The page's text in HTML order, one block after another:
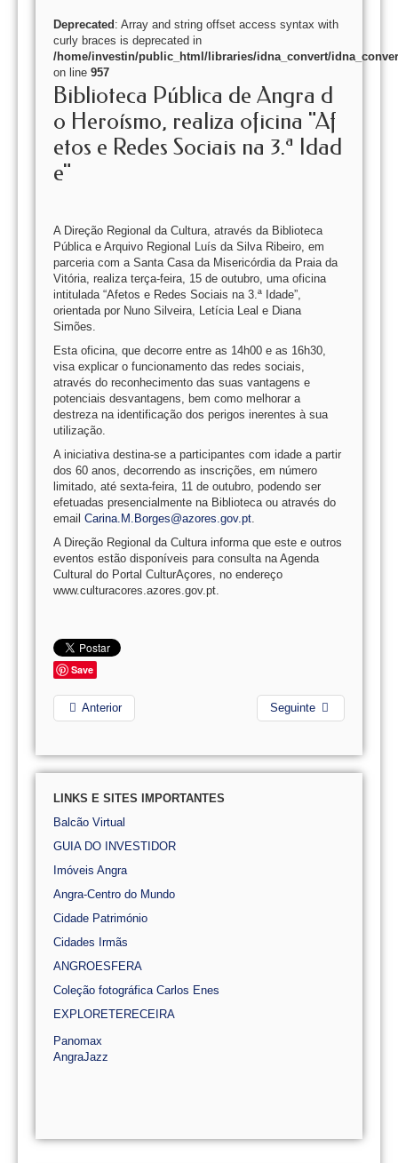
Deprecated : Array and string offset access syntax with
curly braces is deprecated in
/home/investin/public_html/libraries/idna_convert/
on line 957
Biblioteca Pública de Angra d
o Heroísmo, realiza oficina "Af
etos e Redes Sociais na 3.ª Idad
e"
A Direção Regional da Cultura, através da Biblioteca
Pública e Arquivo Regional Luís da Silva Ribeiro, em
parceria com a Santa Casa da Misericórdia da Praia da
Vitória, realiza terça-feira, 15 de outubro, uma oficina
intitulada “Afetos e Redes Sociais na 3.ª Idade”,
orientada por Nuno Silveira, Letícia Leal e Diana
Simões.
Esta oficina, que decorre entre as 14h00 e as 16h30,
visa explicar o funcionamento das redes sociais,
através do reconhecimento das suas vantagens e
potenciais desvantagens, bem como melhorar a
destreza na identificação dos perigos inerentes à sua
utilização.
A iniciativa destina-se a participantes com idade a partir
dos 60 anos, decorrendo as inscrições, em número
limitado, até sexta-feira, 11 de outubro, podendo ser
efetuadas presencialmente na Biblioteca ou através do
email Carina.M.Borges@azores.gov.pt.
A Direção Regional da Cultura informa que este e outros
eventos estão disponíveis para consulta na Agenda
Cultural do Portal CulturAçores, no endereço
www.culturacores.azores.gov.pt.
Save
Anterior Seguinte
LINKS E SITES IMPORTANTES
Balcão Virtual
GUIA DO INVESTIDOR
Imóveis Angra
Angra-Centro do Mundo
Cidade Património
Cidades Irmãs
ANGROESFERA
Coleção fotográfica Carlos Enes
EXPLORETERECEIRA
Panomax
AngraJazz